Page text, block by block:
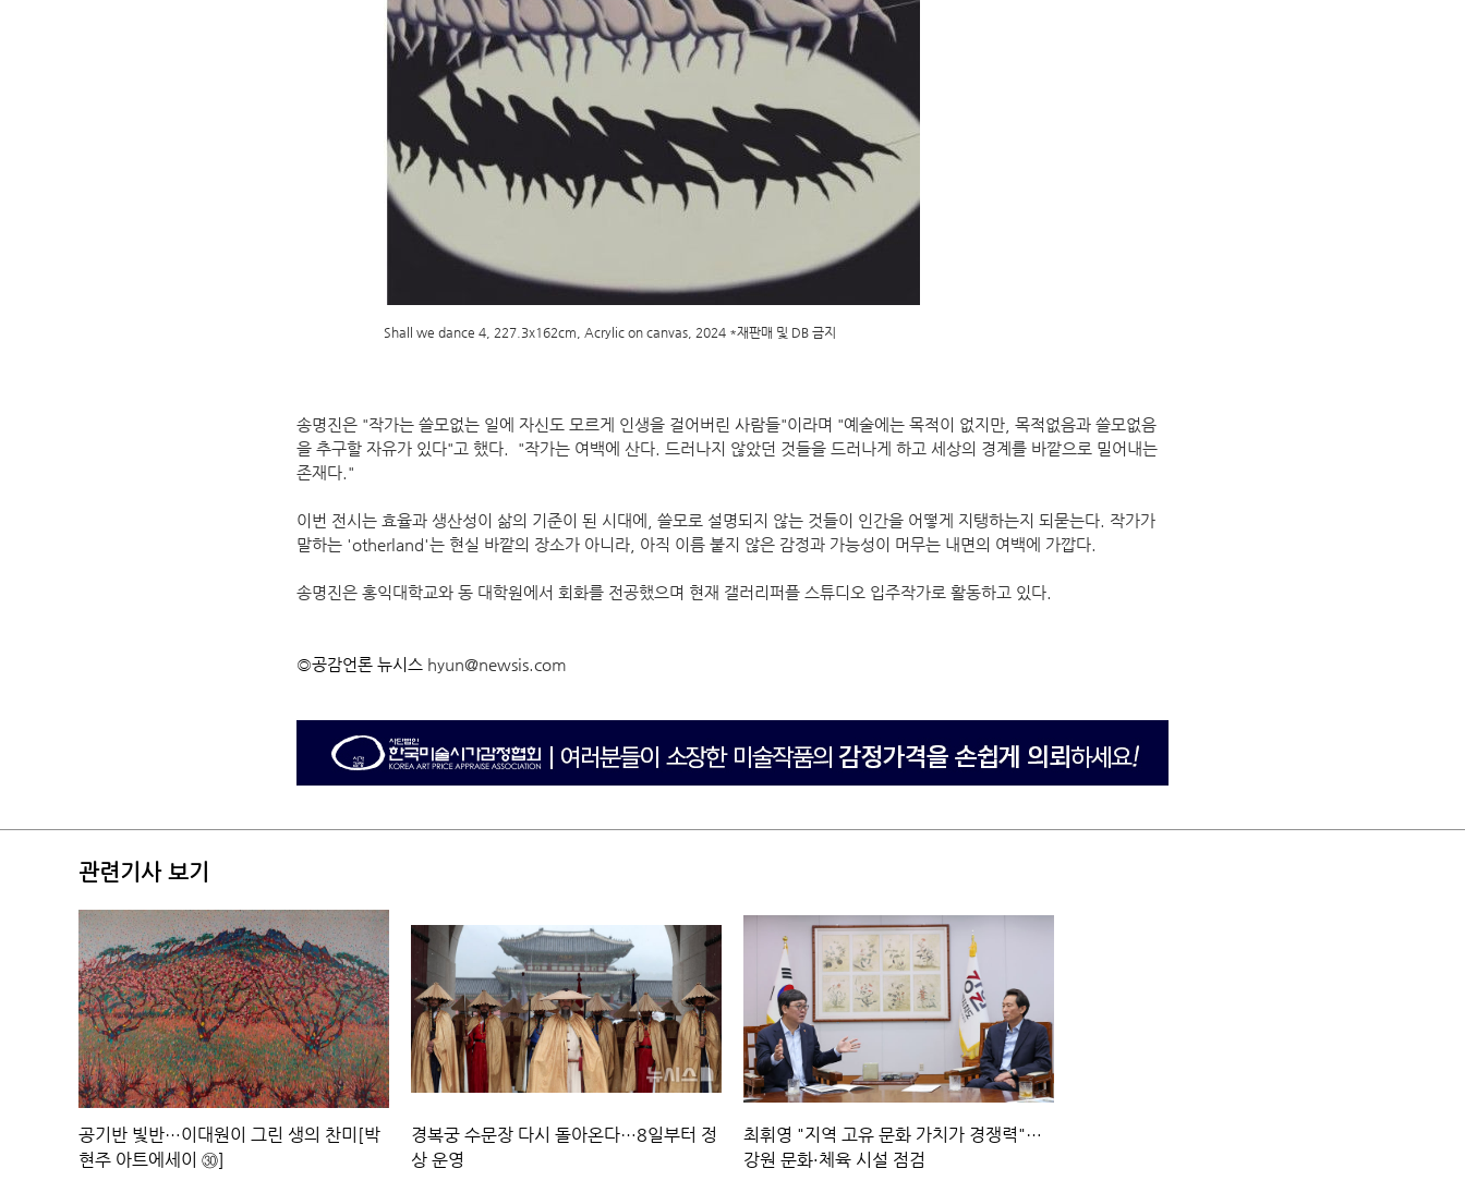
Shall we dance 4, 227.3x162cm, Acrylic on canvas, 2024 *재판매 및 DB 금지
송명진은 "작가는 쓸모없는 일에 자신도 모르게 인생을 걸어버린 사람들"이라며 "예술에는 목적이 없지만, 목적없음과 쓸모없음
을 추구할 자유가 있다"고 했다. "작가는 여백에 산다. 드러나지 않았던 것들을 드러나게 하고 세상의 경계를 바깥으로 밀어내는
존재다."
이번 전시는 효율과 생산성이 삶의 기준이 된 시대에, 쓸모로 설명되지 않는 것들이 인간을 어떻게 지탱하는지 되묻는다. 작가가
말하는 'otherland'는 현실 바깥의 장소가 아니라, 아직 이름 붙지 않은 감정과 가능성이 머무는 내면의 여백에 가깝다.
송명진은 홍익대학교와 동 대학원에서 회화를 전공했으며 현재 갤러리퍼플 스튜디오 입주작가로 활동하고 있다.
◎공감언론 뉴시스 hyun@newsis.com
관련기사 보기
공기반 빛반…이대원이 그린 생의 찬미[박
현주 아트에세이 ㉚]
경복궁 수문장 다시 돌아온다…8일부터 정
상 운영
최휘영 "지역 고유 문화 가치가 경쟁력"…
강원 문화·체육 시설 점검